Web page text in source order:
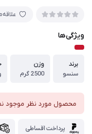
ویژگی‌ها
برند
سنسو
وزن
2500 گرم
محصول مورد نظر موجود
پرداخت اقساطی